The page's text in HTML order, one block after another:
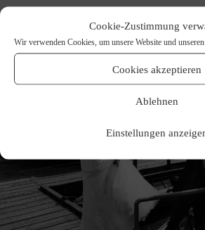
Cookie-Zustimmung
Wir verwenden Cookies, um unsere Website und
Cookies akzeptieren
Ablehnen
Einstellungen